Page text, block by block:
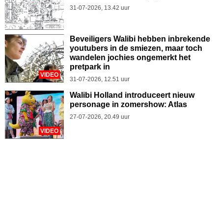
31-07-2026, 13.42 uur
VIDEO
Beveiligers Walibi hebben inbrekende
youtubers in de smiezen, maar toch
wandelen jochies ongemerkt het
pretpark in
31-07-2026, 12.51 uur
VIDEO
Walibi Holland introduceert nieuw
personage in zomershow: Atlas
27-07-2026, 20.49 uur